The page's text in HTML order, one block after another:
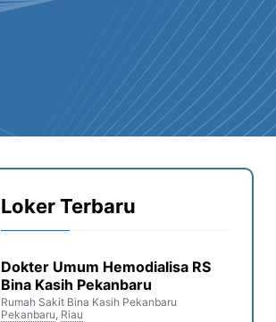
Loker Terbaru
Dokter Umum Hemodialisa RS
Bina Kasih Pekanbaru
Rumah Sakit Bina Kasih Pekanbaru
Pekanbaru, Riau